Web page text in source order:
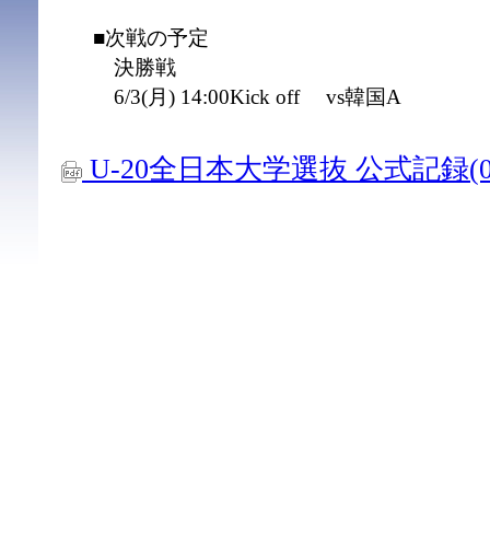
■次戦の予定
決勝戦
6/3(月) 14:00Kick off vs韓国A
U-20全日本大学選抜 公式記録